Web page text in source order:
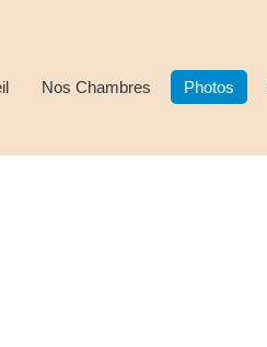
Nos Chambres Photos